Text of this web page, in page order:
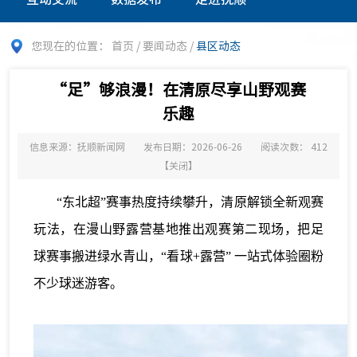
您现在的位置： 首页 / 要闻动态 /县区动态
“足”够浪漫！在清原尽享山野观赛
乐趣
信息来源：抚顺新闻网 发布日期：2026-06-26 阅读次数： 412
【关闭】
“东北超”赛事热度持续攀升，清原解锁全新观赛
玩法，在漫山野露营基地推出观赛第二现场，把足
球赛事搬进绿水青山，“看球+露营” 一站式体验圈粉
不少球迷游客。